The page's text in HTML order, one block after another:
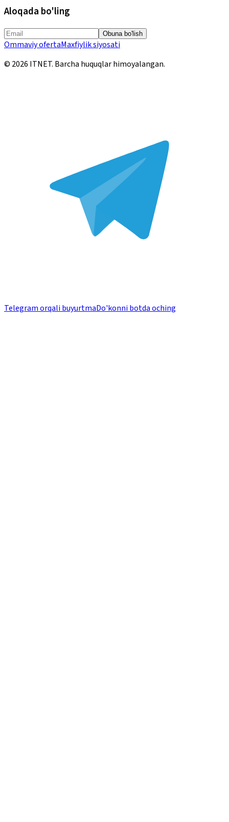
Aloqada bo'ling
Obuna bo'lish
Ommaviy ofertaMaxfiylik siyosati
© 2026 ITNET. Barcha huquqlar himoyalangan.
Telegram orqali buyurtmaDo'konni botda oching